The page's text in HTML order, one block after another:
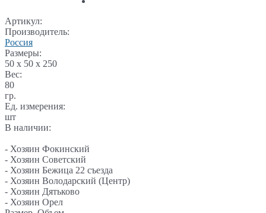
Артикул:
Производитель:
Россия
Размеры:
50 x 50 x 250
Вес:
80
гр.
Ед. измерения:
шт
В наличии:
- Хозяин Фокинский
- Хозяин Советский
- Хозяин Бежица 22 съезда
- Хозяин Володарский (Центр)
- Хозяин Дятьково
- Хозяин Орел